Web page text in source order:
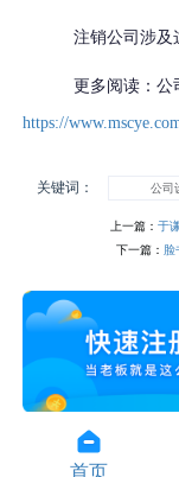
注销公司涉及
更多阅读：公
https://
关键词： 公司
上一篇： 于
下一篇： 脸
首页